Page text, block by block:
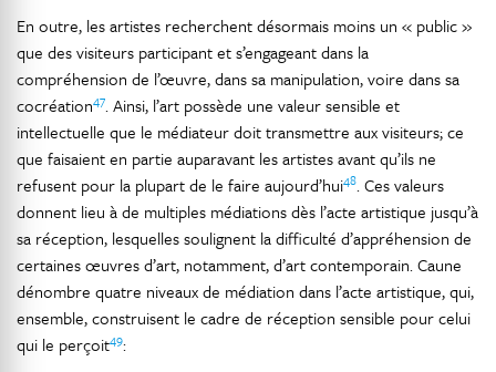
En outre, les artistes recherchent désormais moins un « public »
que des visiteurs participant et s’engageant dans la
compréhension de l’œuvre, dans sa manipulation, voire dans sa
cocréation47. Ainsi, l’art possède une valeur sensible et
intellectuelle que le médiateur doit transmettre aux visiteurs; ce
que faisaient en partie auparavant les artistes avant qu’ils ne
refusent pour la plupart de le faire aujourd’hui48. Ces valeurs
donnent lieu à de multiples médiations dès l’acte artistique jusqu’à
sa réception, lesquelles soulignent la difficulté d’appréhension de
certaines œuvres d’art, notamment, d’art contemporain. Caune
dénombre quatre niveaux de médiation dans l’acte artistique, qui,
ensemble, construisent le cadre de réception sensible pour celui
qui le perçoit49: